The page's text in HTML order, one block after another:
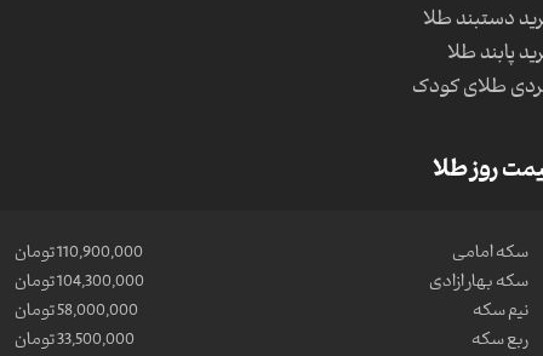
دستبند طلا
پابند طلا
طلای کودک
روز طلا
سکه امامی
110,900,000 تومان
سکه بهار ازادی
104,300,000 تومان
نیم سکه
58,000,000 تومان
ربع سکه
33,500,000 تومان